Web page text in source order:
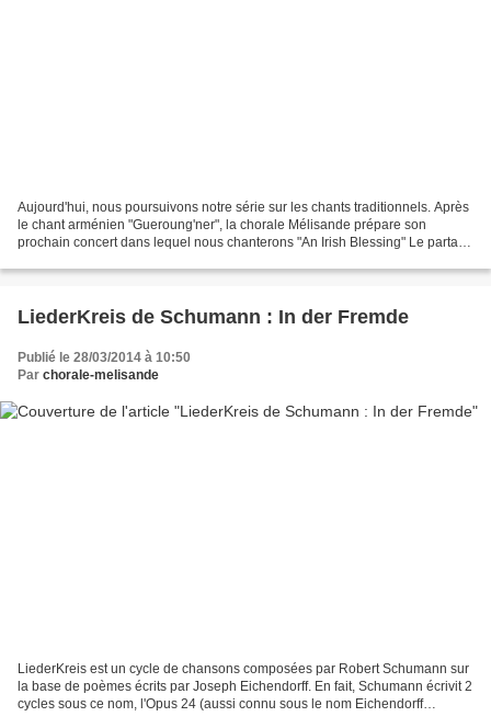
Aujourd'hui, nous poursuivons notre série sur les chants traditionnels. Après
le chant arménien "Gueroung'ner", la chorale Mélisande prépare son
prochain concert dans lequel nous chanterons "An Irish Blessing" Le partage
LiederKreis de Schumann : In der Fremde
Publié le 28/03/2014 à 10:50
Par chorale-melisande
LiederKreis est un cycle de chansons composées par Robert Schumann sur
la base de poèmes écrits par Joseph Eichendorff. En fait, Schumann écrivit 2
cycles sous ce nom, l'Opus 24 (aussi connu sous le nom Eichendorff